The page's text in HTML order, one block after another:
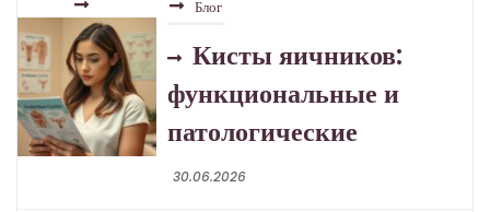
Блог
Туберкулёз в эпоху
устойчивых форм